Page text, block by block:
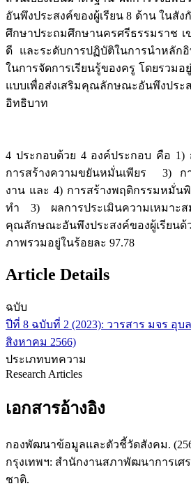
อันพึงประสงค์ของผู้เรียน 8 ด้าน ในสั
ศึกษาประถมศึกษานครศรีธรรมราช เ
ดี และระดับการปฏิบัติในการนำหลัก
ในการจัดการเรียนรู้ของครู โดยรวมอ
แบบเพื่อส่งเสริมคุณลักษณะอันพึงประ
อิทธิบาท
4 ประกอบด้วย 4 องค์ประกอบ คือ 1)
การสร้างความขยันหมั่นเพียร 3) กา
งาน และ 4) การสร้างพฤติกรรมหมั่น
ทำ 3) ผลการประเมินความเหมาะส
คุณลักษณะอันพึงประสงค์ของผู้เรียน
ภาพรวมอยู่ในร้อยละ 97.78
Article Details
ฉบับ
ปีที่ 8 ฉบับที่ 2 (2023): วารสาร มจร อุ
สิงหาคม 2566)
ประเภทบทความ
Research Articles
เอกสารอ้างอิง
กองพัฒนาข้อมูลและตัวชี้วัดสังคม.
กรุงเทพฯ: สำนักงานสภาพัฒนาการเศ
ชาติ.